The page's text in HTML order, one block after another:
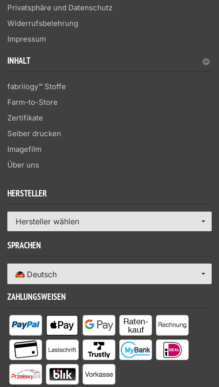
Privatsphäre und Datenschutz
Widerrufsbelehrung
Impressum
INHALT
fabrilogy™ Stoffe
Farm-to-Store
Zertifikate
Selber drucken
Imagefilm
Über uns
HERSTELLER
Hersteller wählen
SPRACHEN
Deutsch
ZAHLUNGSWEISEN